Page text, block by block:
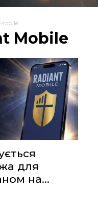
Mobile
для
на...